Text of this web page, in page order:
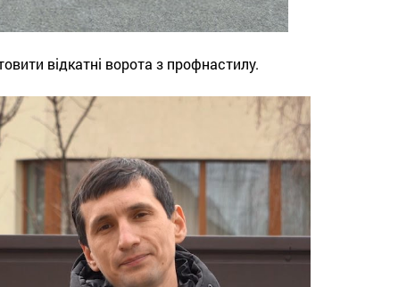
відкатні ворота з профнастилу.